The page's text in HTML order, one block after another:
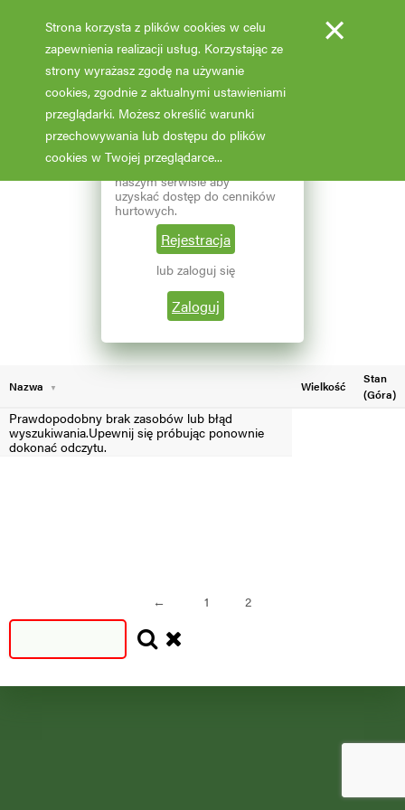
Reprezentujesz branżę
ogrodniczą? Zarejestruj się w
naszym serwisie aby
uzyskać dostęp do cenników
hurtowych.
Rejestracja
lub zaloguj się
Zaloguj
Fotooferta cenowa - hurt
Aktualizacja: 07.02.2026 godz: 02:03
Pokaż filtry
Wybierz grupę roślin
Wybierz nazwę rośliny
Aktualna liczba wyników: 191
1
Nazwa Wielkość
Stan
(Góra)
Prawdopodobny brak zasobów lub błąd
wyszukiwania.Upewnij się próbując ponownie
dokonać odczytu.
← 1 2
Strona korzysta z plików cookies w celu
zapewnienia realizacji usług. Korzystając ze
strony wyrażasz zgodę na używanie
cookies, zgodnie z aktualnymi ustawieniami
przeglądarki. Możesz określić warunki
przechowywania lub dostępu do plików
cookies w Twojej przeglądarce...
×